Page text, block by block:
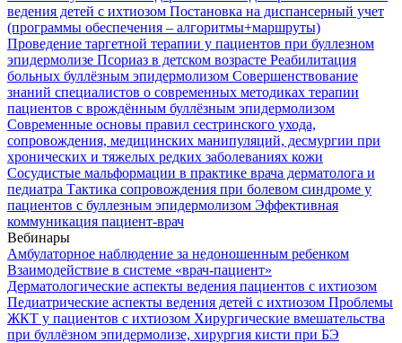
ведения детей с ихтиозом Постановка на диспансерный учет
(программы обеспечения – алгоритмы+маршруты)
Проведение таргетной терапии у пациентов при буллезном
эпидермолизе Псориаз в детском возрасте Реабилитация
больных буллёзным эпидермолизом Совершенствование
знаний специалистов о современных методиках терапии
пациентов с врождённым буллёзным эпидермолизом
Современные основы правил сестринского ухода,
сопровождения, медицинских манипуляций, десмургии при
хронических и тяжелых редких заболеваниях кожи
Сосудистые мальформации в практике врача дерматолога и
педиатра Тактика сопровождения при болевом синдроме у
пациентов с буллезным эпидермолизом Эффективная
коммуникация пациент-врач
Вебинары
Амбулаторное наблюдение за недоношенным ребенком
Взаимодействие в системе «врач-пациент»
Дерматологические аспекты ведения пациентов с ихтиозом
Педиатрические аспекты ведения детей с ихтиозом Проблемы
ЖКТ у пациентов с ихтиозом Хирургические вмешательства
при буллёзном эпидермолизе, хирургия кисти при БЭ